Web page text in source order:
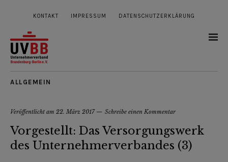
KONTAKT IMPRESSUM DATENSCHUTZERKLÄRUNG
ALLGEMEIN
Veröffentlicht am 22. März 2017 Schreibe einen Kommentar
Vorgestellt: Das Versorgungswerk
des Unternehmerverbandes (3)